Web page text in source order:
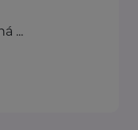
...